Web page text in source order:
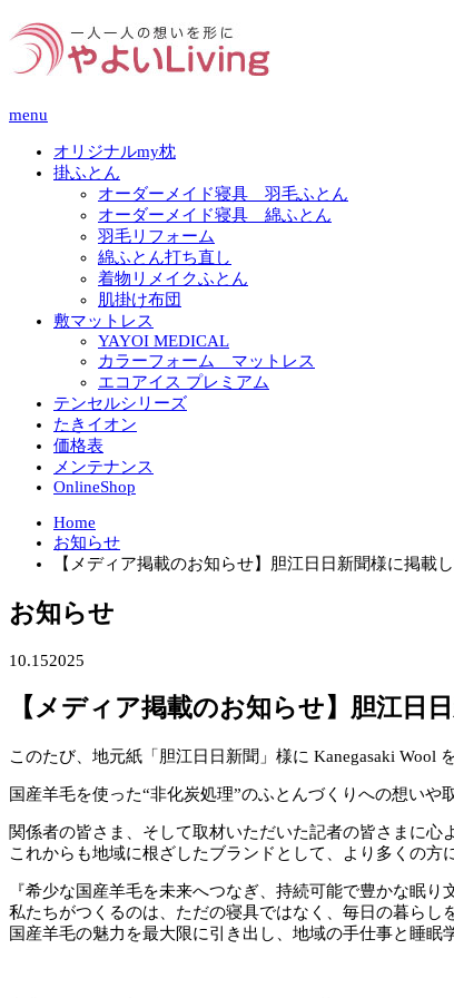
menu
オリジナルmy枕
掛ふとん
オーダーメイド寝具 羽毛ふとん
オーダーメイド寝具 綿ふとん
羽毛リフォーム
綿ふとん打ち直し
着物リメイクふとん
肌掛け布団
敷マットレス
YAYOI MEDICAL
カラーフォーム マットレス
エコアイス プレミアム
テンセルシリーズ
たきイオン
価格表
メンテナンス
OnlineShop
Home
お知らせ
【メディア掲載のお知らせ】胆江日日新聞様に掲載
お知らせ
10.152025
【メディア掲載のお知らせ】胆江日
このたび、地元紙「胆江日日新聞」様に Kanegasaki Wool
国産羊毛を使った“非化炭処理”のふとんづくりへの想いや
関係者の皆さま、そして取材いただいた記者の皆さまに心
これからも地域に根ざしたブランドとして、より多くの方
『希少な国産羊毛を未来へつなぎ、持続可能で豊かな眠り
私たちがつくるのは、ただの寝具ではなく、毎日の暮らし
国産羊毛の魅力を最大限に引き出し、地域の手仕事と睡